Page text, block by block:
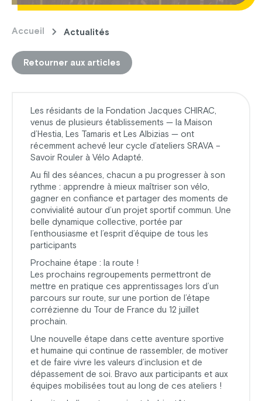
Accueil Actualités
Retourner aux articles
Les résidants de la Fondation Jacques CHIRAC,
venus de plusieurs établissements — la Maison
d’Hestia, Les Tamaris et Les Albizias — ont
récemment achevé leur cycle d’ateliers SRAVA –
Savoir Rouler à Vélo Adapté.
Au fil des séances, chacun a pu progresser à son
rythme : apprendre à mieux maîtriser son vélo,
gagner en confiance et partager des moments de
convivialité autour d’un projet sportif commun. Une
belle dynamique collective, portée par
l’enthousiasme et l’esprit d’équipe de tous les
participants
Prochaine étape : la route !
Les prochains regroupements permettront de
mettre en pratique ces apprentissages lors d’un
parcours sur route, sur une portion de l’étape
corrézienne du Tour de France du 12 juillet
prochain.
Une nouvelle étape dans cette aventure sportive
et humaine qui continue de rassembler, de motiver
et de faire vivre les valeurs d’inclusion et de
dépassement de soi. Bravo aux participants et aux
équipes mobilisées tout au long de ces ateliers !